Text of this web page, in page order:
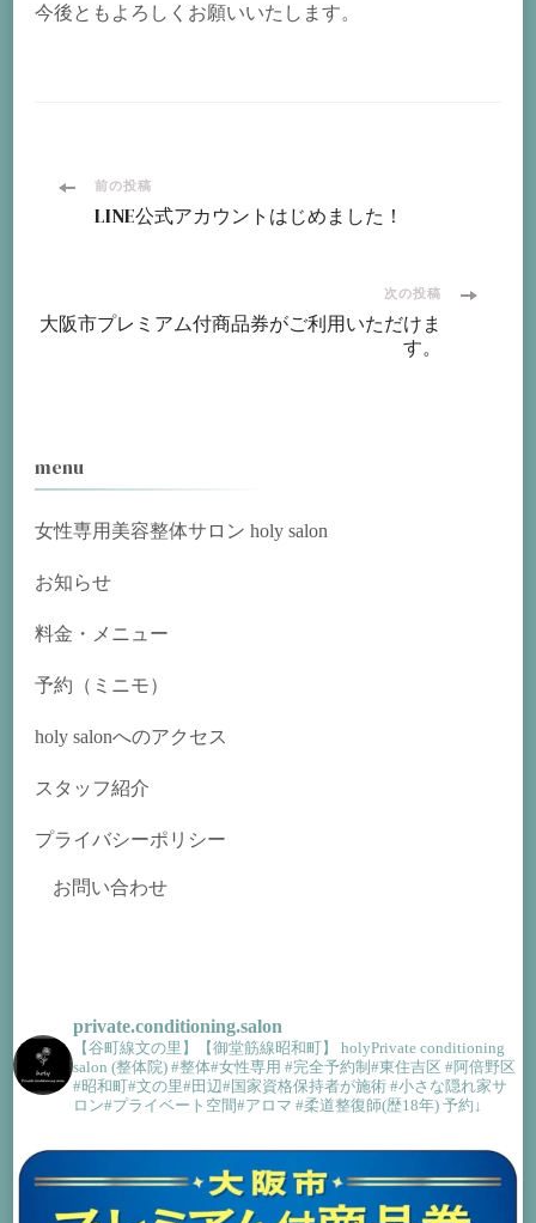
今後ともよろしくお願いいたします。
投
ナ
ー
シ
ョ
ン
前の投稿
LINE公式アカウントはじめました！
次の投稿
大阪市プレミアム付商品券がご利用いただけま
す。
menu
女性専用美容整体サロン holy salon
お知らせ
料金・メニュー
予約（ミニモ）
holy salonへのアクセス
スタッフ紹介
プライバシーポリシー
お問い合わせ
private.conditioning.salon
【谷町線文の里】【御堂筋線昭和町】
holyPrivate conditioning
salon (整体院) #整体#女性専用 #完全予約制#東住吉区 #阿倍野区
#昭和町#文の里#田辺#国家資格保持者が施術 #小さな隠れ家サ
ロン#プライベート空間#アロマ #柔道整復師(歴18年) 予約↓